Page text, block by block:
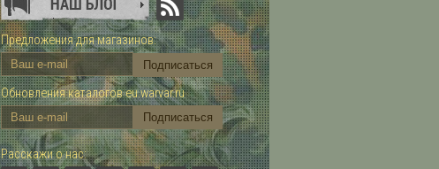
Предложения для магазинов:
Обновления каталогов eu.warvar.ru
Расскажи о нас: